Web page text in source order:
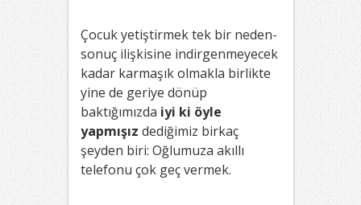
Çocuk yetiştirmek tek bir neden-
sonuç ilişkisine indirgenmeyecek
kadar karmaşık olmakla birlikte
yine de geriye dönüp
baktığımızda iyi ki öyle
yapmışız dediğimiz birkaç
şeyden biri: Oğlumuza akıllı
telefonu çok geç vermek.